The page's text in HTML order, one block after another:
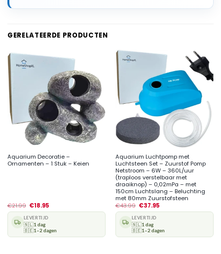
GERELATEERDE PRODUCTEN
Aquarium Decoratie –
Ornamenten – 1 Stuk – Keien
€21.99 €18.95
LEVERTIJD
🇳🇱1 dag
🇧🇪1–2 dagen
Aquarium Luchtpomp met
Luchtsteen Set – Zuurstof Pomp
Netstroom – 6W – 360L/uur
(traploos verstelbaar met
draaiknop) – 0,02mPa – met
150cm Luchtslang – Beluchting
met 80mm Zuurstofsteen
€43.99 €37.95
LEVERTIJD
🇳🇱1 dag
🇧🇪1–2 dagen